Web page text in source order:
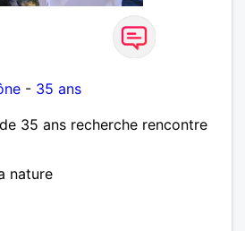
- 35 ans
35 ans recherche rencontre
nature